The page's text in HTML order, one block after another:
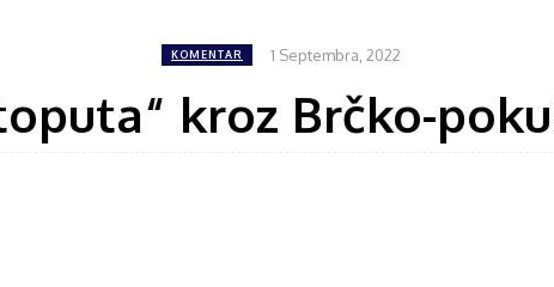
KOMENTAR 1 Septembra, 2022
kroz Brčko-